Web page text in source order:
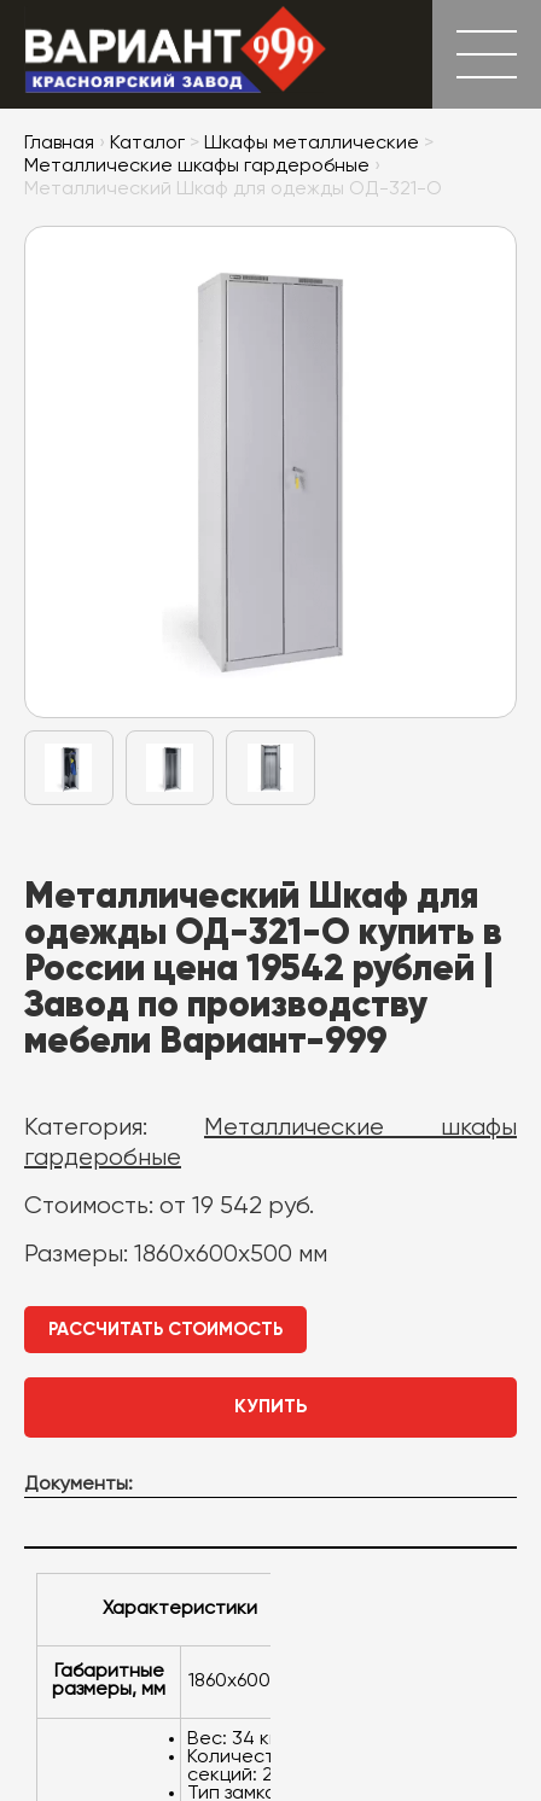
Главная › Каталог > Шкафы металлические >
Металлические шкафы гардеробные ›
Металлический Шкаф для одежды ОД-321-О
Металлический Шкаф для
одежды ОД-321-О купить в
России цена 19542 рублей |
Завод по производству
мебели Вариант-999
Категория:
Металлические шкафы
гардеробные
Стоимость: от 19 542 руб.
Размеры: 1860х600х500 мм
РАССЧИТАТЬ СТОИМОСТЬ
КУПИТЬ
Документы:
Характеристики
размеры, мм
1860х600х500
Вес: 34 кг.
Количество
секций: 2.